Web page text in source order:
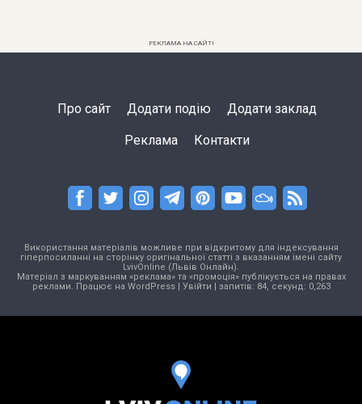
РЕКЛАМА НА САЙТІ
Про сайт Додати подію Додати заклад
Реклама Контакти
Використання матеріалів можливе при відкритому для індексування
гіперпосиланні на сторінку оригінальної статті з вказанням імені сайту
LvivOnline (Львів Онлайн).
Матеріал з маркуванням «реклама» та «промоція» публікується на правах
реклами. Працює на WordPress| Увійти | запитів: 84, секунд: 0,263